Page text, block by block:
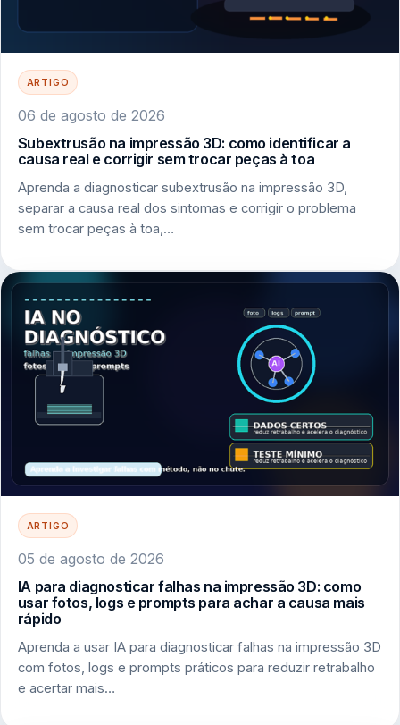
ARTIGO
06 de agosto de 2026
Subextrusão na impressão 3D: como identificar a
causa real e corrigir sem trocar peças à toa
Aprenda a diagnosticar subextrusão na impressão 3D,
separar a causa real dos sintomas e corrigir o problema
sem trocar peças à toa,…
ARTIGO
05 de agosto de 2026
IA para diagnosticar falhas na impressão 3D: como
usar fotos, logs e prompts para achar a causa mais
rápido
Aprenda a usar IA para diagnosticar falhas na impressão 3D
com fotos, logs e prompts práticos para reduzir retrabalho
e acertar mais…